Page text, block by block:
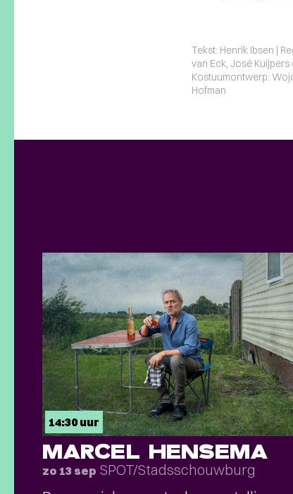
Tekst: Henrik Ibsen |
van Eck, José
Kostuumontwerp:
Hofman
14:30 uur
MARCEL HENSEMA
zo 13 sep SPOT/Stadsschouwburg